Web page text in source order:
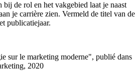
bij de rol en het vakgebied laat je naast
je carrière zien. Vermeld de titel van de
publicatiejaar.
sur le marketing moderne", publié dans
2020